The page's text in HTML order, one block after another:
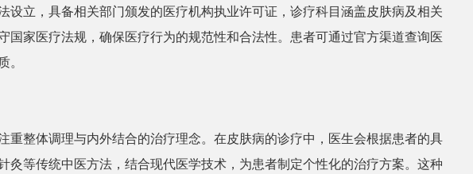
设立，具备相关部门颁发的医疗机构执业许可证，诊疗科目涵盖皮肤病及相关
国家医疗法规，确保医疗行为的规范性和合法性。患者可通过官方渠道查询医
。
重整体调理与内外结合的治疗理念。在皮肤病的诊疗中，医生会根据患者的具
灸等传统中医方法，结合现代医学技术，为患者制定个性化的治疗方案。这种